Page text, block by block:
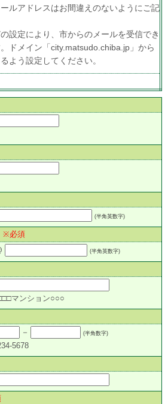
ルアドレスはお間違えのないようにご記
設定により、市からのメールを受信でき
ドメイン「city.matsudo.chiba.jp」から
よう設定してください。
(半角英数字)
※必須
(半角英数字)
マンション○○○
－ (半角数字)
5678